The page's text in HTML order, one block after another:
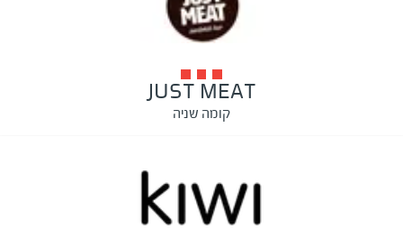
JUST MEAT
קומה שניה